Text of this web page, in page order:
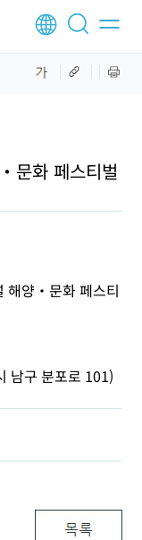
문화 페스티벌
해양・문화 페스티
남구 분포로 101)